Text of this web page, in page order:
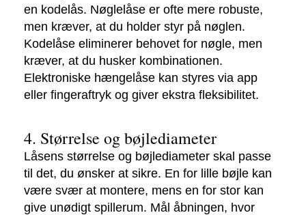
en kodelås. Nøglelåse er ofte mere robuste,
men kræver, at du holder styr på nøglen.
Kodelåse eliminerer behovet for nøgle, men
kræver, at du husker kombinationen.
Elektroniske hængelåse kan styres via app
eller fingeraftryk og giver ekstra fleksibilitet.
4. Størrelse og bøjlediameter
Låsens størrelse og bøjlediameter skal passe
til det, du ønsker at sikre. En for lille bøjle kan
være svær at montere, mens en for stor kan
give unødigt spillerum. Mål åbningen, hvor